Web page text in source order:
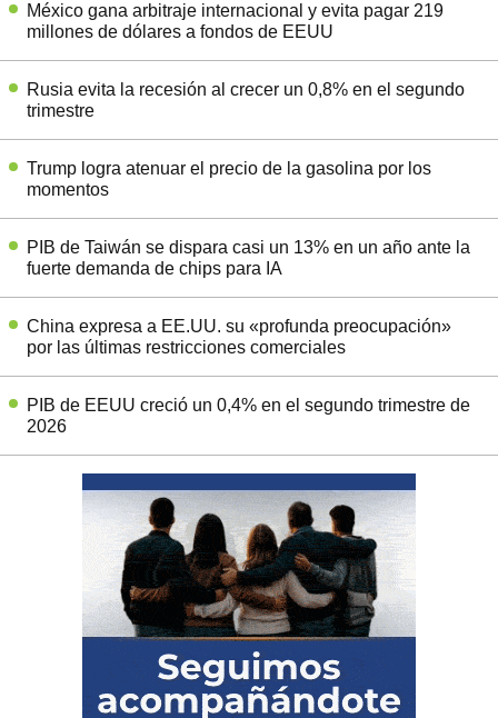
México gana arbitraje internacional y evita pagar 219
millones de dólares a fondos de EEUU
Rusia evita la recesión al crecer un 0,8% en el segundo
trimestre
Trump logra atenuar el precio de la gasolina por los
momentos
PIB de Taiwán se dispara casi un 13% en un año ante la
fuerte demanda de chips para IA
China expresa a EE.UU. su «profunda preocupación»
por las últimas restricciones comerciales
PIB de EEUU creció un 0,4% en el segundo trimestre de
2026